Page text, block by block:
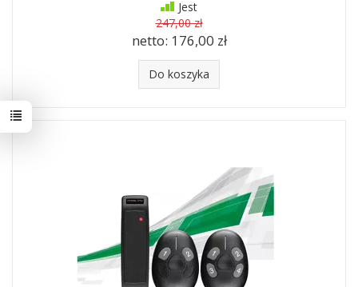
Jest
247,00 zł
netto: 176,00 zł
Do koszyka